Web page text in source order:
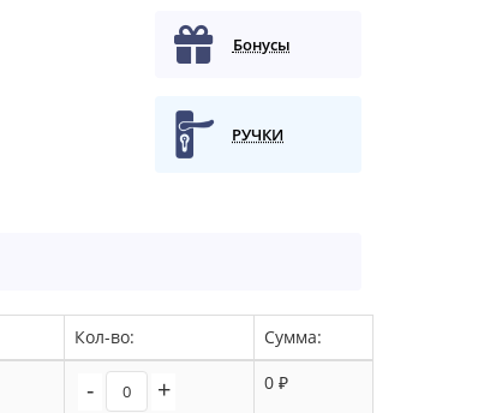
Бонусы
РУЧКИ
Кол-во:
Сумма:
- + 0 ₽